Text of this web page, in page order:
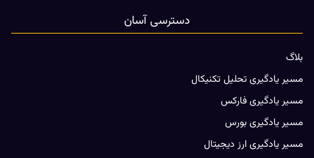
دسترسی آسان
بلاگ
مسیر یادگیری تحلیل تکنیکال
مسیر یادگیری فارکس
مسیر یادگیری بورس
مسیر یادگیری ارز دیجیتال